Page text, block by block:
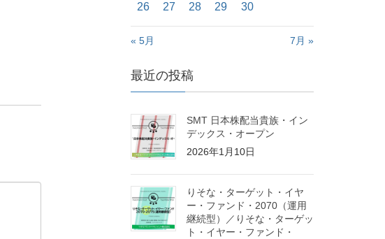
26 27 28 29 30
« 5月 7月 »
最近の投稿
SMT 日本株配当貴族・イン
デックス・オープン
2026年1月10日
りそな・ターゲット・イヤ
ー・ファンド・2070（運用
継続型）／りそな・ターゲッ
ト・イヤー・ファンド・